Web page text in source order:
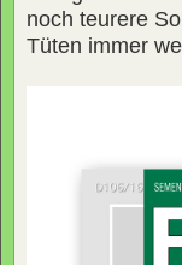
noch teurere
Tüten immer